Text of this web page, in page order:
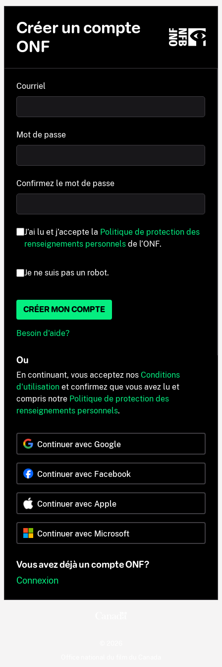
Créer un compte
ONF
Courriel
Mot de passe
Confirmez le mot de passe
J’ai lu et j’accepte la Politique de protection des
renseignements personnels de l’ONF.
Je ne suis pas un robot.
CRÉER MON COMPTE
Besoin d'aide?
Ou
En continuant, vous acceptez nos Conditions
d'utilisation et confirmez que vous avez lu et
compris notre Politique de protection des
renseignements personnels.
Continuer avec Google
Continuer avec Facebook
Continuer avec Apple
Continuer avec Microsoft
Vous avez déjà un compte ONF?
Connexion